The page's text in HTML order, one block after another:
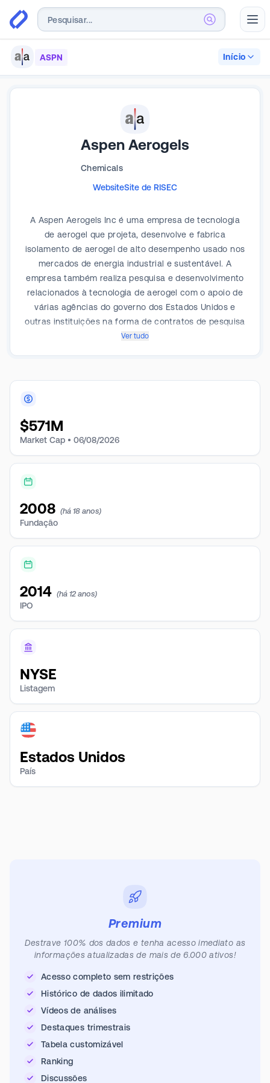
ASPN Início
Aspen Aerogels
Chemicals
WebsiteSite de RISEC
A Aspen Aerogels Inc é uma empresa de tecnologia
de aerogel que projeta, desenvolve e fabrica
isolamento de aerogel de alto desempenho usado nos
mercados de energia industrial e sustentável. A
empresa também realiza pesquisa e desenvolvimento
relacionados à tecnologia de aerogel com o apoio de
várias agências do governo dos Estados Unidos e
outras instituições na forma de contratos de pesquisa
e desenvolvimento. Atua em dois segmentos: Energia
internacionais. Ela gera a maior parte de sua receita
no segmento Energy Industrial e no mercado dos EUA.
Cryogel Z, Spaceloft Subsea e outros.
Ver tudo
$571M
Market Cap • 06/08/2026
2008 (há 18 anos)
Fundação
2014 (há 12 anos)
IPO
NYSE
Listagem
Estados Unidos
País
Premium
Destrave 100% dos dados e tenha acesso imediato as
informações atualizadas de mais de 6.000 ativos!
Acesso completo sem restrições
Histórico de dados ilimitado
Vídeos de análises
Destaques trimestrais
Tabela customizável
Ranking
Discussões